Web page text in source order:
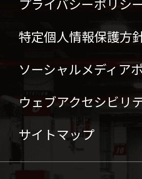
プライバシーポリシ
特定個人情報保護方
ソーシャルメディア
ウェブアクセシビリ
サイトマップ